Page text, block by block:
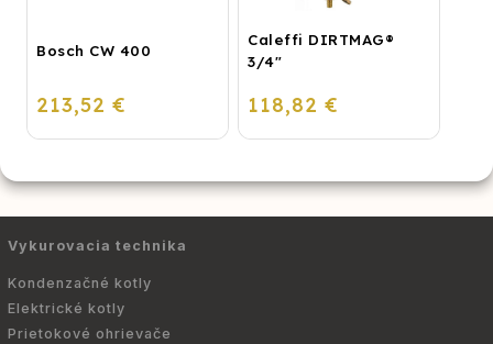
Bosch CW 400
213,52 €
Caleffi DIRTMAG®
3/4"
118,82 €
Vykurovacia technika
Kondenzačné kotly
Elektrické kotly
Prietokové ohrievače